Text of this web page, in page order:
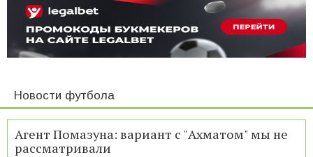
Новости футбола
Агент Помазуна: вариант с "Ахматом" мы не
рассматривали